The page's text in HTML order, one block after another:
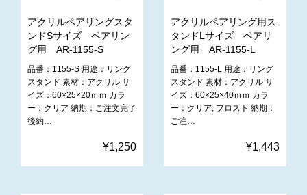
アクリルペアリングスタ
ンドSサイズ ペアリン
グ用 AR-1155-S
品番：1155-S 用途：リング
スタンド 素材：アクリル サ
イズ：60×25×20ｍｍ カラ
ー：クリア 納期：ご注文完了
後約…
¥1,250
アクリルペアリング用ス
タンドLサイズ ペアリ
ング用 AR-1155-L
品番：1155-L 用途：リング
スタンド 素材：アクリル サ
イズ：60×25×40ｍｍ カラ
ー：クリア, フロスト 納期：
ご注…
¥1,443